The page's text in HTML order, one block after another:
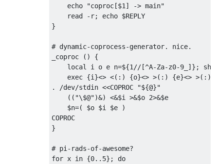
    echo "coproc[$1] -> main"
    read -r; echo $REPLY
}
# dynamic-coprocess-generator. nice.
_coproc () {
local i o e n=${1//[^A-Za-z0-9_]};
    exec {i}<> <(:) {o}<> >(:) {e}<> >(:)
. /dev/stdin <<COPROC "${@}"
    (("\$@")&) <&$i >&$o 2>&$e
    $n=( $o $i $e )
COPROC
}
# pi-rads-of-awesome?
for x in {0..5}; do